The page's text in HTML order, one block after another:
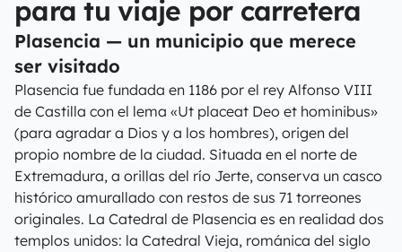
para tu viaje por carretera
Plasencia — un municipio que merece
ser visitado
Plasencia fue fundada en 1186 por el rey Alfonso VIII
de Castilla con el lema «Ut placeat Deo et hominibus»
(para agradar a Dios y a los hombres), origen del
propio nombre de la ciudad. Situada en el norte de
Extremadura, a orillas del río Jerte, conserva un casco
histórico amurallado con restos de sus 71 torreones
originales. La Catedral de Plasencia es en realidad dos
templos unidos: la Catedral Vieja, románica del siglo